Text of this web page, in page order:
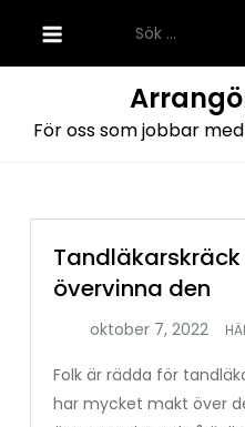
innehåll
efter:
För oss som jobbar
övervinna den
Folk är rädda för
har mycket makt över